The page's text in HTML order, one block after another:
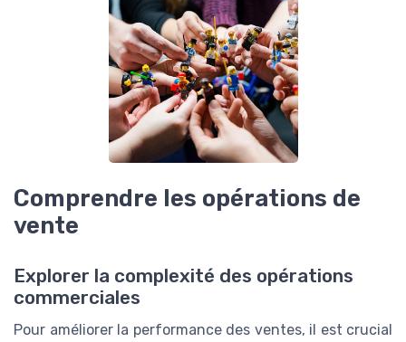
Comprendre les opérations de
vente
Explorer la complexité des opérations
commerciales
Pour améliorer la performance des ventes, il est crucial